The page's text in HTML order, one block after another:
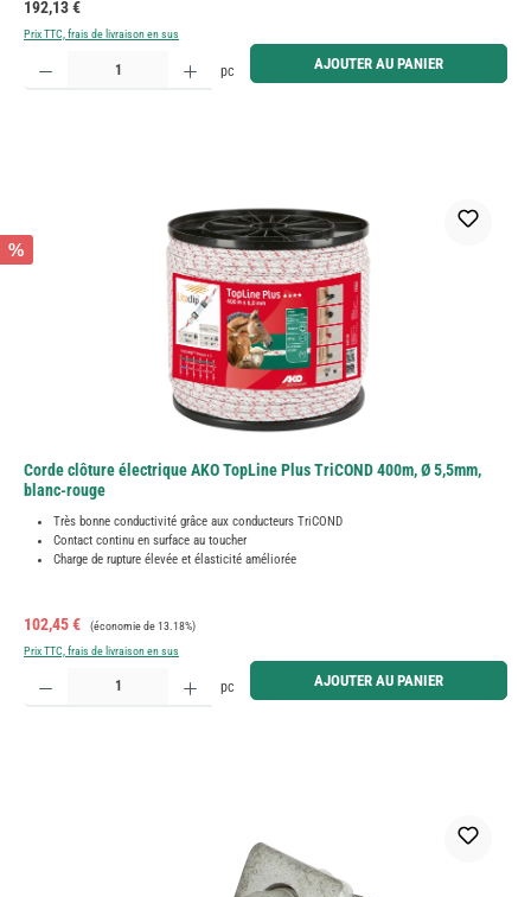
Prix régulier :
192,13 €
Prix TTC, frais de livraison en sus
Quantité de produit : Entrez la quantité souhaitée ou utilisez les boutons pour augmenter ou
pc AJOUTER AU PANIER
%
Corde clôture électrique AKO TopLine Plus TriCOND 400m, Ø 5,5mm,
blanc-rouge
Très bonne conductivité grâce aux conducteurs TriCOND
Contact continu en surface au toucher
Charge de rupture élevée et élasticité améliorée
Prix de vente :
102,45 € Prix régulier :
(économie de 13.18%)
Prix TTC, frais de livraison en sus
Quantité de produit : Entrez la quantité souhaitée ou utilisez les boutons pour augmenter ou
pc AJOUTER AU PANIER